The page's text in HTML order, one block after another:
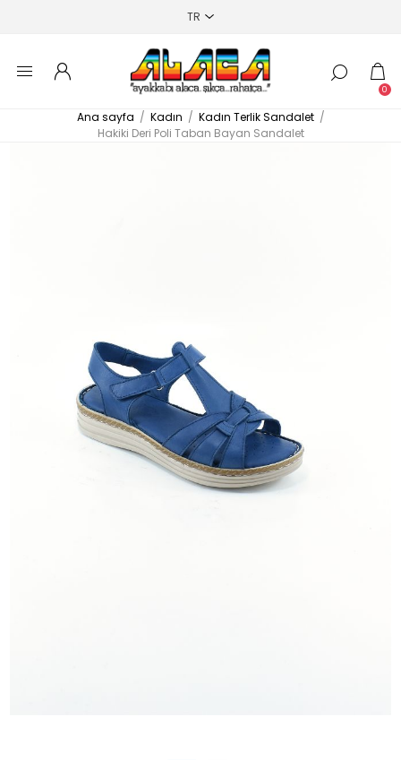
0
Ana sayfa / Kadın / Kadın Terlik Sandalet /
Hakiki Deri Poli Taban Bayan Sandalet